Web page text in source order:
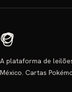
A plataforma de
México. Cartas